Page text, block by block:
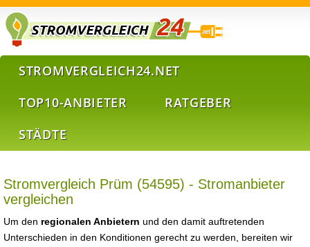
STROMVERGLEICH24.NET
TOP10-ANBIETER
RATGEBER
STÄDTE
Stromvergleich Prüm (54595) - Stromanbieter
vergleichen
Um den regionalen Anbietern und den damit auftretenden
Unterschieden in den Konditionen gerecht zu werden, bereiten wir